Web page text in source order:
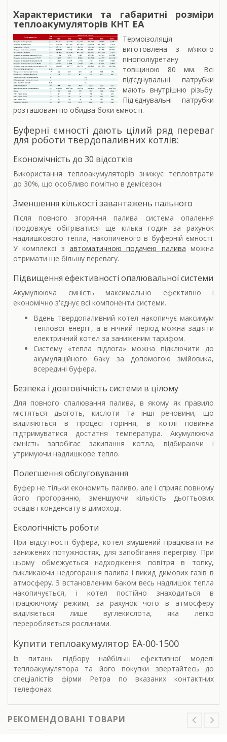
Характеристики та габаритні розміри
теплоакумуляторів КНТ ЕА
Термоізоляція
виготовлена з м’якого
пінополіуретану
товщиною 80 мм. Всі
під’єднувальні патрубки
мають внутрішню різьбу.
Під'єднувальні патрубки
розташовані по обидва боки ємності.
Буферні ємності дають цілий ряд переваг
для роботи твердопаливних котлів:
Економічність до 30 відсотків
Використання теплоакумуляторів знижує тепловтрати
до 30%, що особливо помітно в демісезон.
Зменшення кількості завантажень пального
Після повного згоряння палива система опалення
продовжує обігріватися ще кілька годин за рахунок
надлишкового тепла, накопиченого в буферній ємності.
У комплексі з автоматичною подачею палива можна
отримати ще більшу перевагу.
Підвищення ефективності опалювальної системи
Акумулююча ємність максимально ефективно і
економічно з'єднує всі компоненти системи.
Вдень твердопаливний котел накопичує максимум
теплової енергії, а в нічний період можна задіяти
електричний котел за заниженим тарифом.
Систему «тепла підлога» можна підключити до
акумуляційного баку за допомогою змійовика,
всередині буфера.
Безпека і довговічність системи в цілому
Для повного спалювання палива, в якому як правило
містяться дьоготь, кислоти та інші речовини, що
виділяються в процесі горіння, в котлі повинна
підтримуватися достатня температура. Акумулююча
ємність запобігає закипання котла, відбираючи і
утримуючи надлишкове тепло.
Полегшення обслуговування
Буфер не тільки економить паливо, але і сприяє повному
його прогоранню, зменшуючи кількість дьогтьових
осадів і конденсату в димоході.
Екологічність роботи
При відсутності буфера, котел змушений працювати на
занижених потужностях, для запобігання перегріву. При
цьому обмежується надходження повітря в топку,
викликаючи недогорання палива і викид димових газів в
атмосферу. З встановленим баком весь надлишок тепла
накопичується, і котел постійно знаходиться в
працюючому режимі, за рахунок чого в атмосферу
виділяється лише вуглекислота, яка легко
переробляється рослинами.
Купити теплоакумулятор ЕА-00-1500
Із питань підбору найбільш ефективної моделі
теплоакумулятора та його покупки звертайтесь до
спеціалістів фірми Ретра по вказаних контактних
телефонах.
РЕКОМЕНДОВАНІ ТОВАРИ